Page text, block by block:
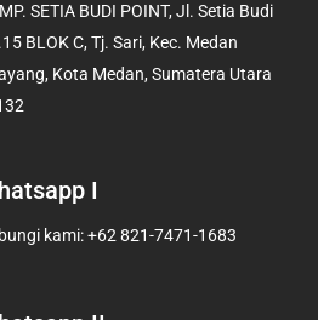
g
r
a
b
e
SETIA BUDI POINT, Jl. Setia Budi
BLOK C, Tj. Sari, Kec. Medan
Kota Medan, Sumatera Utara
I
kami: +62 821-7471-1683